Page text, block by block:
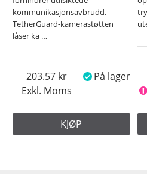
kommunikasjonsavbrudd.
TetherGuard-kamerastøtten
låser ka …
Exkl. Moms
203.57 På lager
KJØP